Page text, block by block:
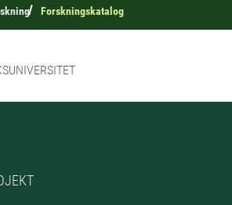
Forskningskatalog